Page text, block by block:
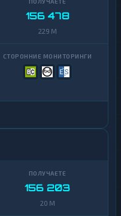
156 478
229 M
156 203
20 M